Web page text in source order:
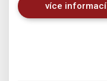
více informací